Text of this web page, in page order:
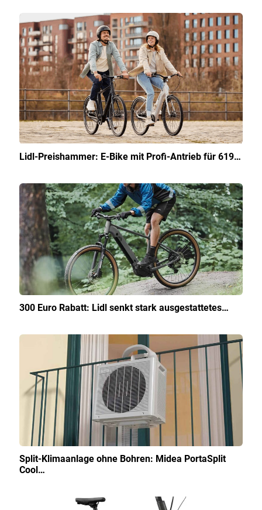
Lidl-Preishammer: E-Bike mit Profi-Antrieb für 619…
300 Euro Rabatt: Lidl senkt stark ausgestattetes…
Split-Klimaanlage ohne Bohren: Midea PortaSplit
Cool…